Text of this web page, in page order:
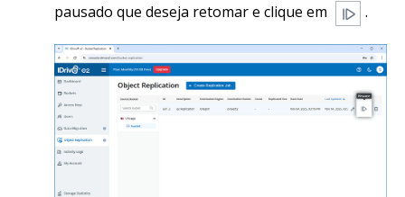
pausado que deseja retomar e clique em
.